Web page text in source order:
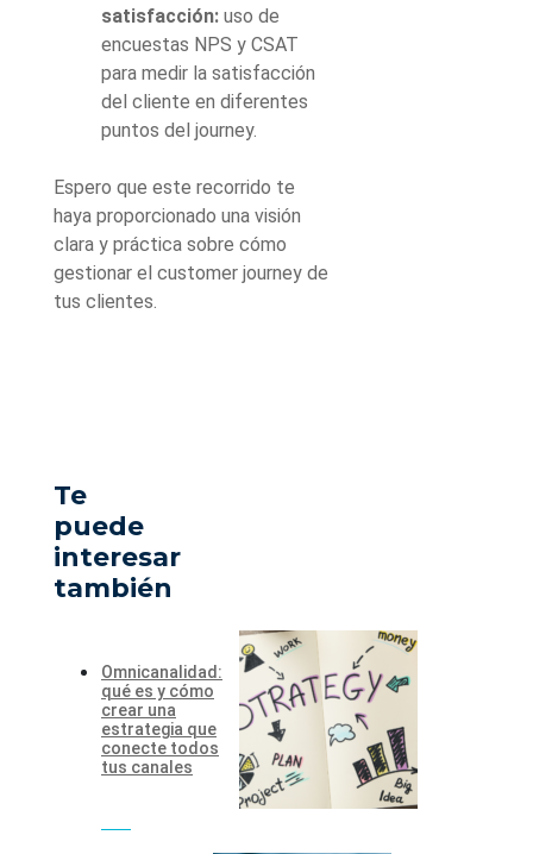
satisfacción: uso de
encuestas NPS y CSAT
para medir la satisfacción
del cliente en diferentes
puntos del journey.
Espero que este recorrido te
haya proporcionado una visión
clara y práctica sobre cómo
gestionar el customer journey de
tus clientes.
Te
puede
interesar
también
Omnicanalidad:
qué es y cómo
crear una
estrategia que
conecte todos
tus canales